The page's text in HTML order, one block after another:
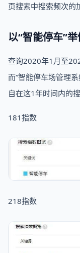
页搜索中搜索频次的
以“智能停车”
查询2020年1月至
而“智能停车场管理
自在这1年时间内的
181指数
218指数